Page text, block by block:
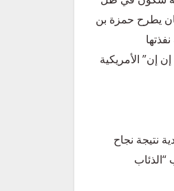
يطرح حمزة بن
إن” الأمريكية
نتيجة نجاح
“الذئاب